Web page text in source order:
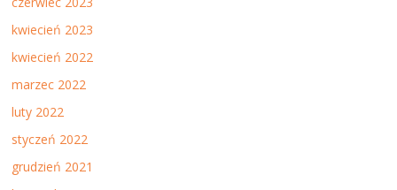
kwiecień 2023
kwiecień 2022
marzec 2022
luty 2022
styczeń 2022
grudzień 2021